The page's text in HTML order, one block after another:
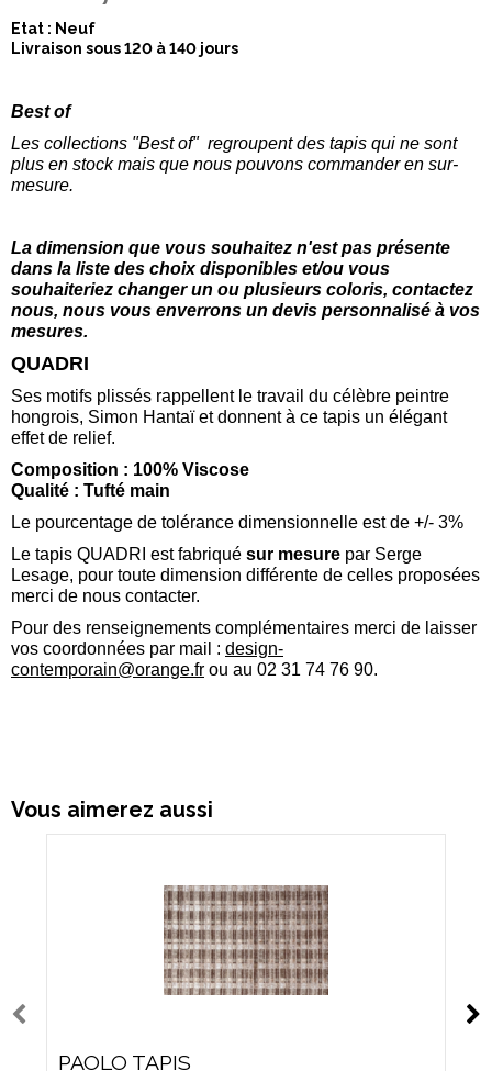
Etat : Neuf
Livraison sous 120 à 140 jours
Best of
Les collections "Best of" regroupent des tapis qui ne sont
plus en stock mais que nous pouvons commander en sur-
mesure.
La dimension que vous souhaitez n'est pas présente
dans la liste des choix disponibles et/ou vous
souhaiteriez changer un ou plusieurs coloris, contactez
nous, nous vous enverrons un devis personnalisé à vos
mesures.
QUADRI
Ses motifs plissés rappellent le travail du célèbre peintre
hongrois, Simon Hantaï et donnent à ce tapis un élégant
effet de relief.
Composition : 100% Viscose
Qualité : Tufté main
Le pourcentage de tolérance dimensionnelle est de +/- 3%
Le tapis QUADRI est fabriqué sur mesure par Serge
Lesage, pour toute dimension différente de celles proposées
merci de nous contacter.
Pour des renseignements complémentaires merci de laisser
vos coordonnées par mail : design-
contemporain@orange.fr ou au 02 31 74 76 90.
Vous aimerez aussi
PAOLO TAPIS